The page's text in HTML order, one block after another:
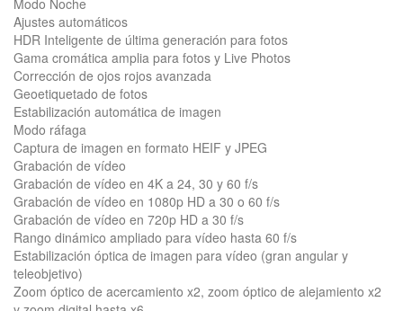
Modo Noche
Ajustes automáticos
HDR Inteligente de última generación para fotos
Gama cromática amplia para fotos y Live Photos
Corrección de ojos rojos avanzada
Geoetiquetado de fotos
Estabilización automática de imagen
Modo ráfaga
Captura de imagen en formato HEIF y JPEG
Grabación de vídeo
Grabación de vídeo en 4K a 24, 30 y 60 f/s
Grabación de vídeo en 1080p HD a 30 o 60 f/s
Grabación de vídeo en 720p HD a 30 f/s
Rango dinámico ampliado para vídeo hasta 60 f/s
Estabilización óptica de imagen para vídeo (gran angular y
teleobjetivo)
Zoom óptico de acercamiento x2, zoom óptico de alejamiento x2